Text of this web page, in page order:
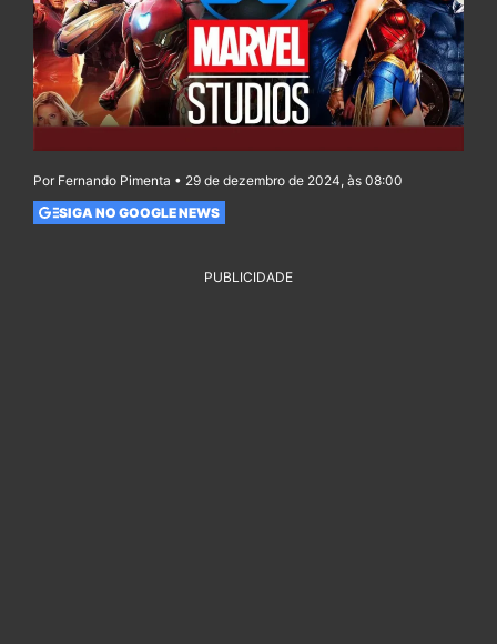
Por Fernando Pimenta • 29 de dezembro de 2024, às 08:00
SIGA NO GOOGLE NEWS
PUBLICIDADE